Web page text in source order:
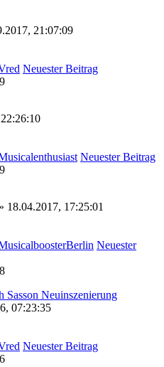
21:07:09
Neuester Beitrag
Neuester Beitrag
» 18.04.2017, 17:25:01
Neuester
Sasson Neuinszenierung
07:23:35
Neuester Beitrag